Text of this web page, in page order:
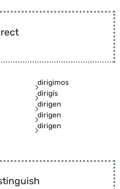
dirigimos
dirigís
dirigen
dirigen
dirigen